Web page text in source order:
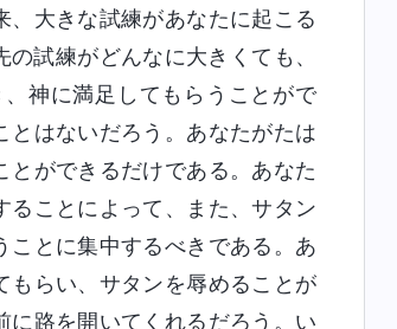
大きな試練があなたに起こる
試練がどんなに大きくても、
神に満足してもらうことがで
とはないだろう。あなたがたは
ができるだけである。あなた
ることによって、また、サタン
ことに集中するべきである。あ
もらい、サタンを辱めることが
に路を開いてくれるだろう。い